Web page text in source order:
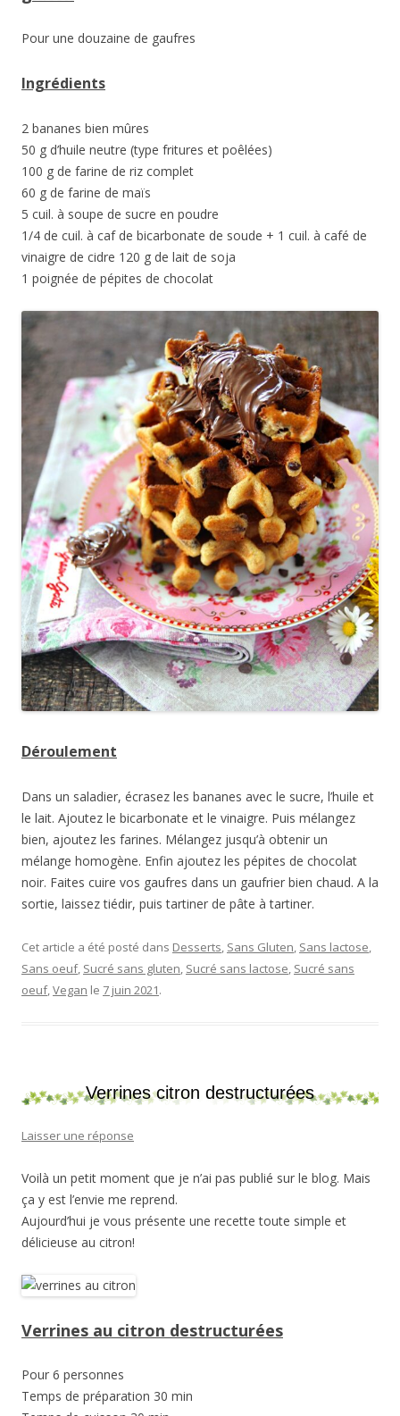
Pour une douzaine de gaufres
Ingrédients
2 bananes bien mûres
50 g d’huile neutre (type fritures et poêlées)
100 g de farine de riz complet
60 g de farine de maïs
5 cuil. à soupe de sucre en poudre
1/4 de cuil. à caf de bicarbonate de soude + 1 cuil. à café de
vinaigre de cidre 120 g de lait de soja
1 poignée de pépites de chocolat
Déroulement
Dans un saladier, écrasez les bananes avec le sucre, l’huile et
le lait. Ajoutez le bicarbonate et le vinaigre. Puis mélangez
bien, ajoutez les farines. Mélangez jusqu’à obtenir un
mélange homogène. Enfin ajoutez les pépites de chocolat
noir. Faites cuire vos gaufres dans un gaufrier bien chaud. A la
sortie, laissez tiédir, puis tartiner de pâte à tartiner.
Cet article a été posté dans Desserts, Sans Gluten, Sans lactose,
Sans oeuf, Sucré sans gluten, Sucré sans lactose, Sucré sans
oeuf,Vegan le 7 juin 2021.
Verrines citron destructurées
Laisser une réponse
Voilà un petit moment que je n’ai pas publié sur le blog. Mais
ça y est l’envie me reprend.
Aujourd’hui je vous présente une recette toute simple et
délicieuse au citron!
Verrines au citron destructurées
Pour 6 personnes
Temps de préparation 30 min